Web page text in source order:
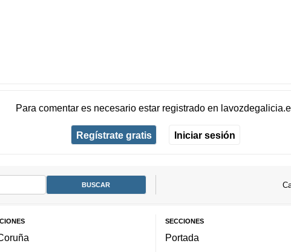
Para comentar es necesario estar registradoen
Regístrate gratis Iniciar sesión
SECCIONES
Portada